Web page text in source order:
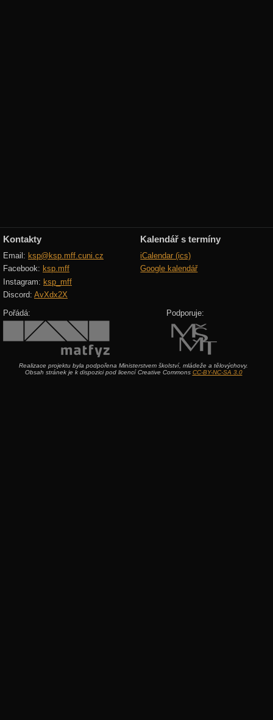
Kontakty
Email: ksp@ksp.mff.cuni.cz
Facebook: ksp.mff
Instagram: ksp_mff
Discord: AvXdx2X
Kalendář s termíny
iCalendar (ics)
Google kalendář
Pořádá: Podporuje:
Realizace projektu byla podpořena Ministerstvem školství, mládeže a tělovýchovy.
Obsah stránek je k dispozici pod licencí Creative Commons CC-BY-NC-SA 3.0